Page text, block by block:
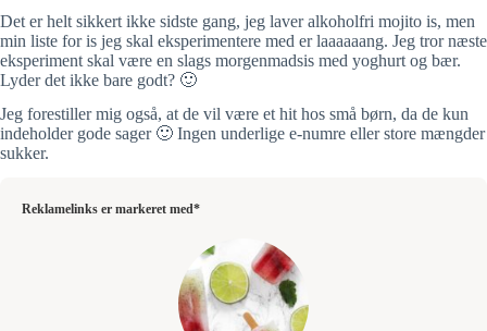
Det er helt sikkert ikke sidste gang, jeg laver alkoholfri mojito is, men
min liste for is jeg skal eksperimentere med er laaaaaang. Jeg tror næste
eksperiment skal være en slags morgenmadsis med yoghurt og bær.
Lyder det ikke bare godt? 🙂
Jeg forestiller mig også, at de vil være et hit hos små børn, da de kun
indeholder gode sager 🙂 Ingen underlige e-numre eller store mængder
sukker.
Reklamelinks er markeret med*